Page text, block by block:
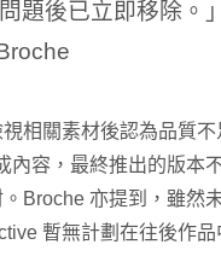
題後已立即移除。
相關素材後認為品質
內容，最終推出的版本
Broche 亦提到，雖然
暫無計劃在往後作